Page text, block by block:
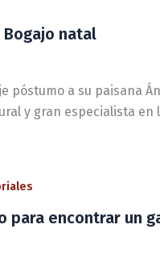
Bogajo natal
póstumo a su paisana
y gran especialista en
para encontrar un